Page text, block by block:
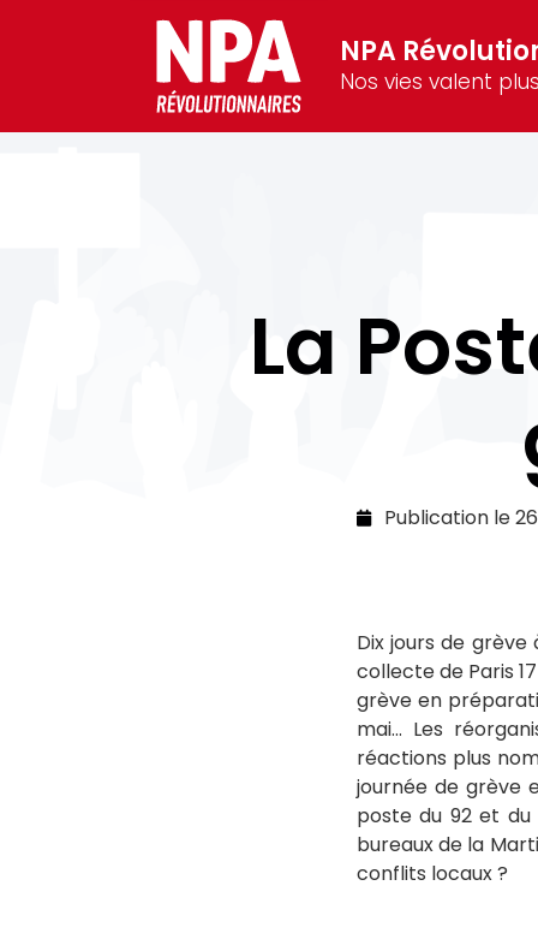
NPA
Nos vies valent
La
Publication le
Dix jours de grève
collecte de Paris
grève en
mai… Les
réactions plus
journée de grève
poste du 92 et du
bureaux de la
conflits locaux ?